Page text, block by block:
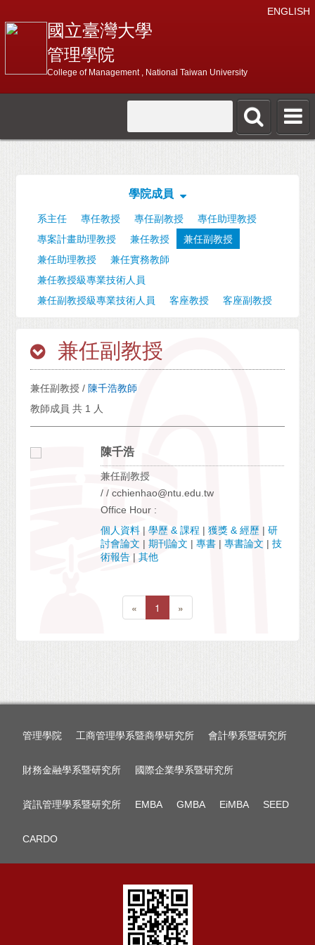
ENGLISH
國立臺灣大學
管理學院
College of Management , National Taiwan University
學院成員
系主任 專任教授 專任副教授
專任助理教授
專案計畫助理教授
兼任教授
兼任副教授
兼任助理教授
兼任實務教師
兼任教授級專業技術人員
兼任副教授級專業技術人員
客座教授 客座副教授
兼任副教授
兼任副教授 / 陳千浩教師
教師成員 共 1 人
陳千浩
兼任副教授
/ / cchienhao@ntu.edu.tw
Office Hour :
個人資料 |學歷 & 課程 |獲獎 & 經歷 |研
討會論文 |期刊論文 |專書 |專書論文 |技
術報告 |其他
« 1 »
管理學院 工商管理學系暨商學研究所 會計學系暨研究所
財務金融學系暨研究所 國際企業學系暨研究所
資訊管理學系暨研究所 EMBA GMBA EiMBA SEED
CARDO